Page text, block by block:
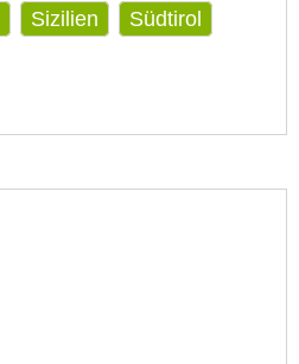
Sizilien
Südtirol